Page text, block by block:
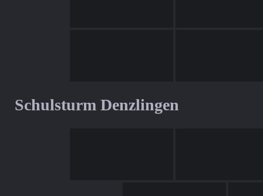
Schulsturm Denzlingen